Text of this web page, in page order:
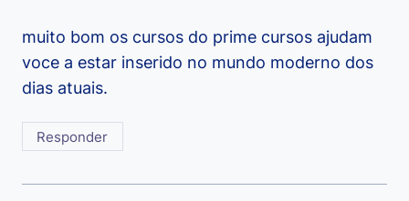
muito bom os cursos do prime cursos ajudam
voce a estar inserido no mundo moderno dos
dias atuais.
Responder